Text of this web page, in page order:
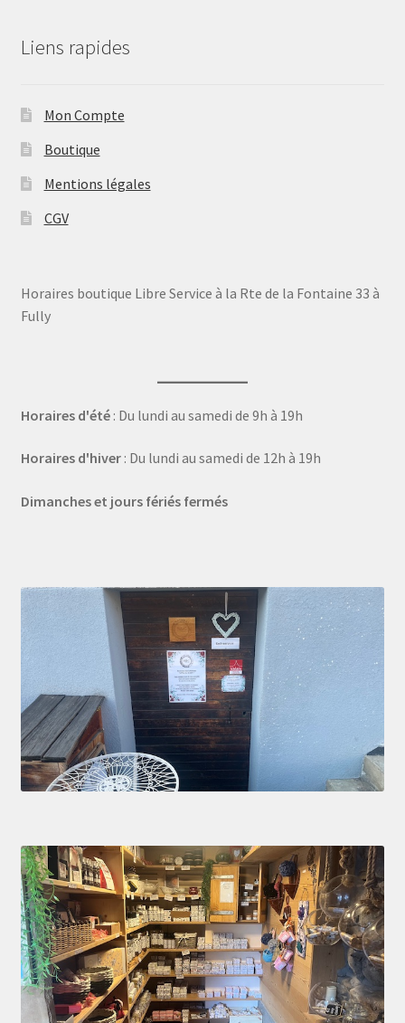
Liens rapides
Mon Compte
Boutique
Mentions légales
CGV
Horaires boutique Libre Service à la Rte de la Fontaine 33 à
Fully
Horaires d'été: Du lundi au samedi de 9h à 19h
Horaires d'hiver: Du lundi au samedi de 12h à 19h
Dimanches et jours fériés fermés